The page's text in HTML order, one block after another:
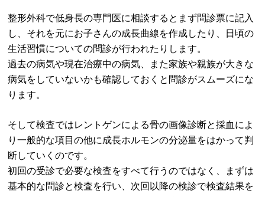
整形外科で低身長の専門医に相談するとまず問診票に記入
し、それを元にお子さんの成長曲線を作成したり、日頃の
生活習慣についての問診が行われたりします。
過去の病気や現在治療中の病気、また家族や親族が大きな
病気をしていないかも確認しておくと問診がスムーズにな
ります。
そして検査ではレントゲンによる骨の画像診断と採血によ
り一般的な項目の他に成長ホルモンの分泌量をはかって判
断していくのです。
初回の受診で必要な検査をすべて行うのではなく、まずは
基本的な問診と検査を行い、次回以降の検診で検査結果を